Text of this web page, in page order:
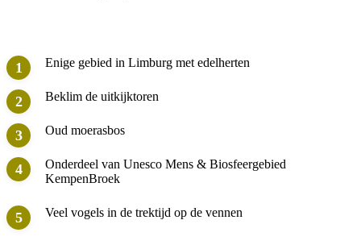
Enige gebied in Limburg met edelherten
Beklim de uitkijktoren
Oud moerasbos
Onderdeel van Unesco Mens & Biosfeergebied
KempenBroek
Veel vogels in de trektijd op de vennen